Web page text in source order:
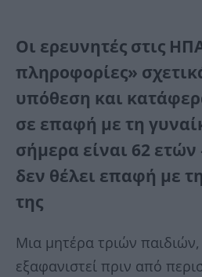
Οι ερευνητές στις
πληροφορίες»
υπόθεση και
σε επαφή με τη
σήμερα είναι 62
δεν θέλει επαφή με
της
Μια μητέρα τριών παιδιών,
εξαφανιστεί πριν από